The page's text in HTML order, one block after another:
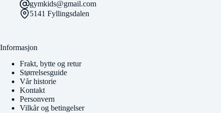
gymkids@gmail.com
5141 Fyllingsdalen
Informasjon
Frakt, bytte og retur
Størrelsesguide
Vår historie
Kontakt
Personvern
Vilkår og betingelser